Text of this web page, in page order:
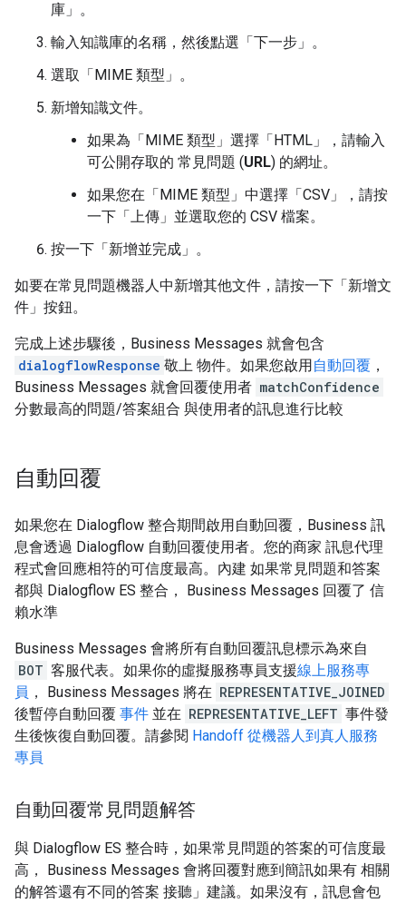
庫」 。
輸入知識庫的名稱，然後點選「下一步」 。
選取「MIME 類型」 。
新增知識文件。
如果為「MIME 類型」 選擇「HTML」
，請輸入
可公開存取的 常見問題 (URL) 的網址。
如果您在「MIME 類型」 中選擇「CSV」
，請按
一下「上傳」 並選取您的 CSV 檔案。
按一下「新增並完成」 。
如要在常見問題機器人中新增其他文件，請按一下「新增文
件」 按鈕。
完成上述步驟後，Business Messages 就會包含
dialogflowResponse 敬上 物件。如果您啟用自動回覆 ，
Business Messages 就會回覆使用者 matchConfidence
分數最高的問題/答案組合 與使用者的訊息進行比較
自動回覆
如果您在 Dialogflow 整合期間啟用自動回覆，Business 訊
息會透過 Dialogflow 自動回覆使用者。您的商家 訊息代理
程式會回應相符的可信度最高。內建 如果常見問題和答案
都與 Dialogflow ES 整合， Business Messages 回覆了 信
賴水準
Business Messages 會將所有自動回覆訊息標示為來自
BOT 客服代表。如果你的虛擬服務專員支援線上服務專
員 ， Business Messages 將在 REPRESENTATIVE_JOINED
後暫停自動回覆 事件 並在 REPRESENTATIVE_LEFT 事件發
生後恢復自動回覆。請參閱 Handoff 從機器人到真人服務
專員
自動回覆常見問題解答
與 Dialogflow ES 整合時，如果常見問題的答案的可信度最
高， Business Messages 會將回覆對應到簡訊如果有 相關
的解答還有不同的答案 接聽」建議。如果沒有，訊息會包